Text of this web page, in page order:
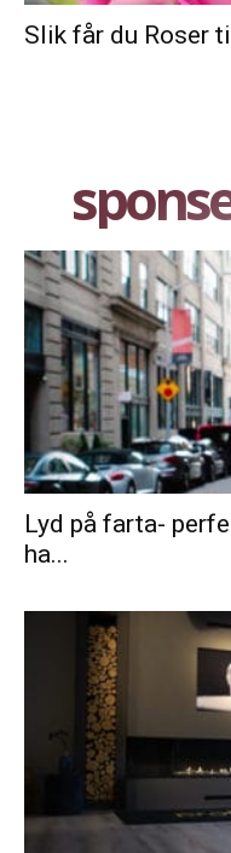
Slik får du Roser
Lyd på farta-
ha...